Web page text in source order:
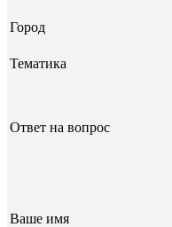
Город
Тематика
Ответ на вопрос
Ваше имя